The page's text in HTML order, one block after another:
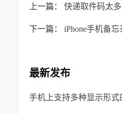
上一篇： 快递取件码太
下一篇： iPhone手机备
最新发布
手机上支持多种显示形